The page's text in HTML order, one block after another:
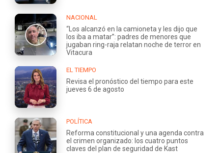
NACIONAL
“Los alcanzó en la camioneta y les dijo que
los iba a matar”: padres de menores que
jugaban ring-raja relatan noche de terror en
Vitacura
EL TIEMPO
Revisa el pronóstico del tiempo para este
jueves 6 de agosto
POLÍTICA
Reforma constitucional y una agenda contra
el crimen organizado: los cuatro puntos
claves del plan de seguridad de Kast